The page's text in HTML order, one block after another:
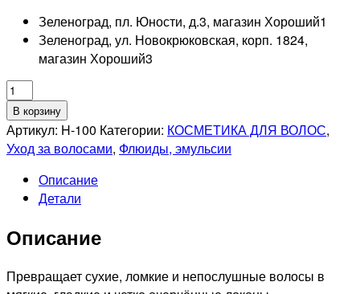
Зеленоград, пл. Юности, д.3, магазин Хороший1
Зеленоград, ул. Новокрюковская, корп. 1824,
магазин Хороший3
Количество
товара
MOCHEQI
PROFESSIONNEL
формирующий
крем
кудрявых
(несмываемый),
В корзину
Артикул: H-100 Категории: КОСМЕТИКА ДЛЯ ВОЛОС,
Уход за волосами, Флюиды, эмульсии
Описание
Детали
Описание
Превращает сухие, ломкие и непослушные волосы в